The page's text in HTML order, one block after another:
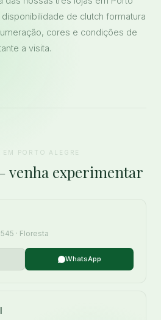
de clutch formatura
cores e condições de
a visita.
PORTO ALEGRE
venha experimentar
· Floresta
WhatsApp